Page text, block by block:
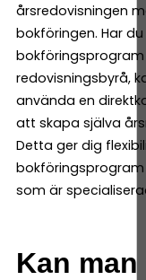
årsredovisningen
bokföringen. Har
redovisningsbyrå,
använda en
att skapa själva
Detta ger dig
som är
Kan